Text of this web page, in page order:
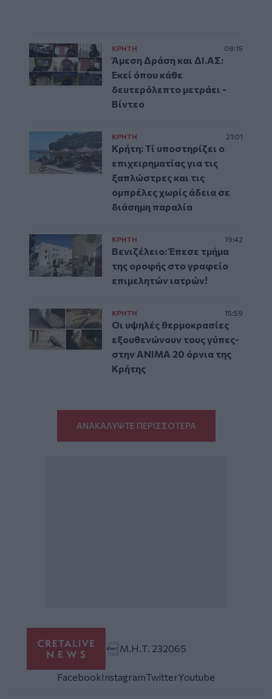
ΚΡΗΤΗ 08:15
Άμεση Δράση και ΔΙ.ΑΣ:
Εκεί όπου κάθε
δευτερόλεπτο μετράει -
Βίντεο
ΚΡΗΤΗ 21:01
Κρήτη: Τί υποστηρίζει ο
επιχειρηματίας για τις
ξαπλώστρες και τις
ομπρέλες χωρίς άδεια σε
διάσημη παραλία
ΚΡΗΤΗ 19:42
Βενιζέλειο: Έπεσε τμήμα
της οροφής στο γραφείο
επιμελητών ιατρών!
ΚΡΗΤΗ 15:59
Οι υψηλές θερμοκρασίες
εξουθενώνουν τους γύπες-
στην ΑΝΙΜΑ 20 όρνια της
Κρήτης
ΑΝΑΚΑΛΥΨΤΕ ΠΕΡΙΣΣΟΤΕΡΑ
Μ.Η.Τ. 232065
FacebookInstagramTwitterYoutube